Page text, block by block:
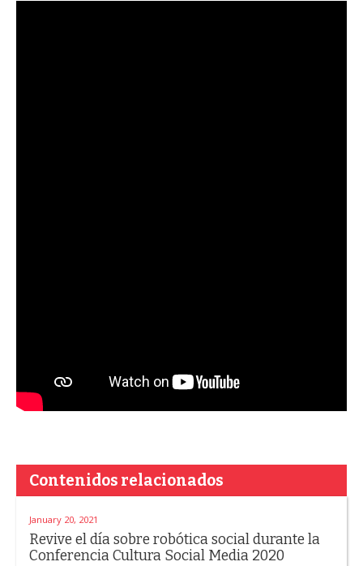
Contenidos relacionados
January 20, 2021
Revive el día sobre robótica social durante la
Conferencia Cultura Social Media 2020